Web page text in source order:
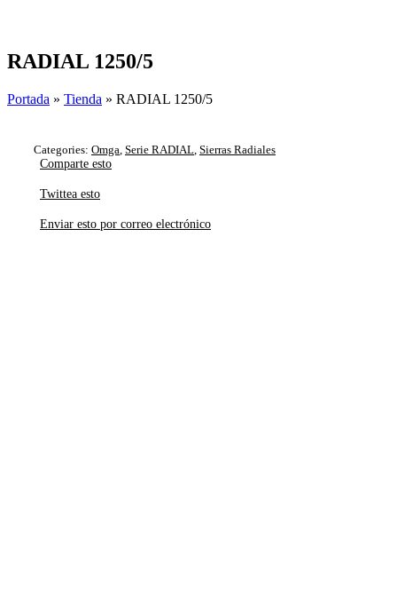
RADIAL 1250/5
Portada » Tienda » RADIAL 1250/5
Categories: Omga Serie RADIAL, Sierras Radiales
Comparte esto
Twittea esto
Enviar esto por correo electrónico